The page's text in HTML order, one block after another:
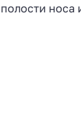
полости носа